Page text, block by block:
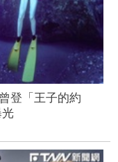
登「王子的約